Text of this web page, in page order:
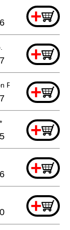
+
+
Re Eum480*
+
+
+
+